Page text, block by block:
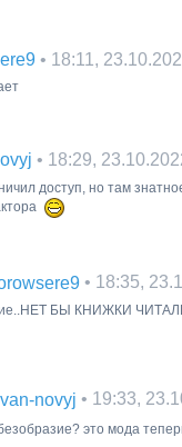
• 18:11,
• 18:29,
доступ, но там
• 18:35,
БЫ КНИЖКИ
novyj • 19:33,
это мода